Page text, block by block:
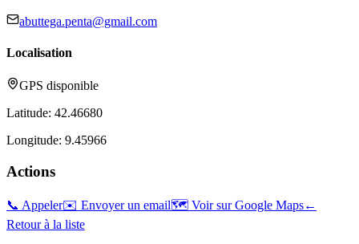
abuttega.penta@gmail.com
Localisation
GPS disponible
Latitude: 42.46680
Longitude: 9.45966
Actions
📞 Appeler✉️ Envoyer un email🗺️ Voir sur Google Maps←
Retour à la liste